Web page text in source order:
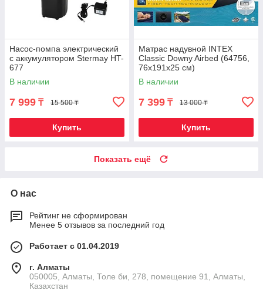
Насос-помпа электрический
с аккумулятором Stermay HT-
677
В наличии
7 999 ₸ 15 500 ₸
Купить
Матрас надувной INTEX
Classic Downy Airbed (64756,
76х191х25 см)
В наличии
7 399 ₸ 13 000 ₸
Купить
Показать ещё
О нас
Рейтинг не сформирован
Менее 5 отзывов за последний год
Работает с 01.04.2019
г. Алматы
050005, Алматы, Толе би, 278, помещение 91, Алматы,
Казахстан